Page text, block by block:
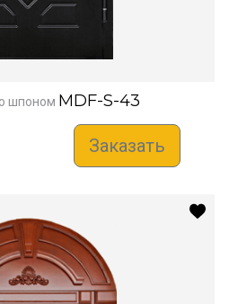
шпоном MDF-S-43
Заказать